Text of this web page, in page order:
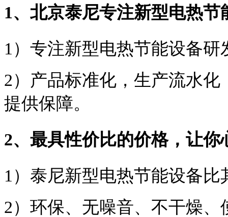
1、北京泰尼专注新型电热节
1）专注新型电热节能设备
2）产品标准化，生产流水
提供保障。
2、最具性价比的价格，让你
1）泰尼新型电热节能设备比
2）环保、无噪音、不干燥